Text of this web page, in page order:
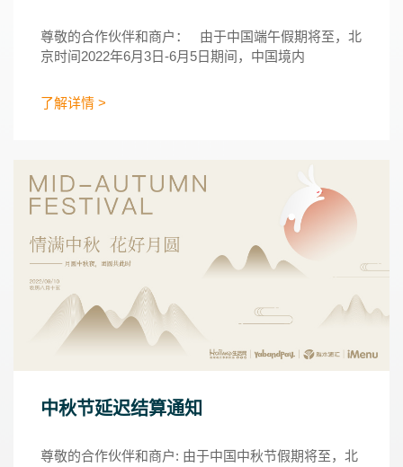
尊敬的合作伙伴和商户： 由于中国端午假期将至，北
京时间2022年6月3日-6月5日期间，中国境内
了解详情 >
中秋节延迟结算通知
尊敬的合作伙伴和商户: 由于中国中秋节假期将至，北